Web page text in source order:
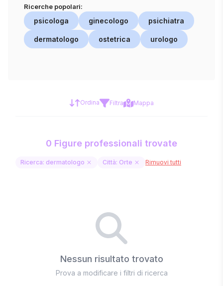
Ricerche popolari:
psicologa ginecologo psichiatra
dermatologo ostetrica urologo
Ordina Filtra Mappa
0 Figure professionali trovate
Ricerca: dermatologo Città: Orte Rimuovi tutti
Nessun risultato trovato
Prova a modificare i filtri di ricerca